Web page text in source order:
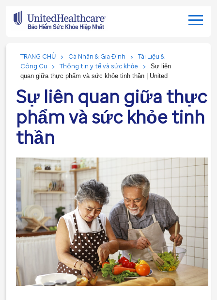
TRANG CHỦ Cá Nhân & Gia Đình
Tài Liệu &
Công Cụ
Thông tin y tế và sức khỏe
Sự liên
quan giữa thực phẩm và sức khỏe tinh thần | United
Sự liên quan giữa thực
phẩm và sức khỏe tinh
thần